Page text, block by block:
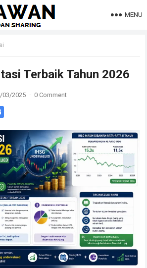
MENU
Terbaik Tahun 2026
03/2025 · 0 Comment